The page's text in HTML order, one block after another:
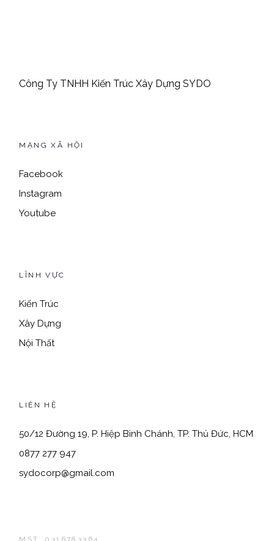
Công Ty TNHH Kiến Trúc Xây Dựng SYDO
MẠNG XÃ HỘI
Facebook
Instagram
Youtube
LĨNH VỰC
Kiến Trúc
Xây Dựng
Nội Thất
LIÊN HỆ
50/12 Đường 19, P. Hiệp Bình Chánh, TP. Thủ Đức, HCM
0877 277 947
sydocorp@gmail.com